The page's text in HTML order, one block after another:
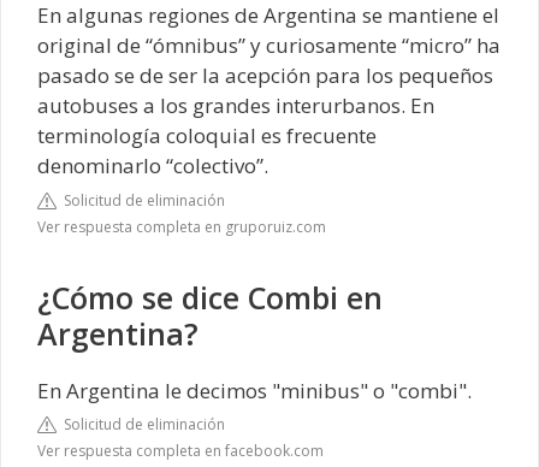
En algunas regiones de Argentina se mantiene el
original de “ómnibus” y curiosamente “micro” ha
pasado se de ser la acepción para los pequeños
autobuses a los grandes interurbanos. En
terminología coloquial es frecuente
denominarlo “colectivo”.
Solicitud de eliminación
Ver respuesta completa en gruporuiz.com
¿Cómo se dice Combi en
Argentina?
En Argentina le decimos "minibus" o "combi".
Solicitud de eliminación
Ver respuesta completa en facebook.com